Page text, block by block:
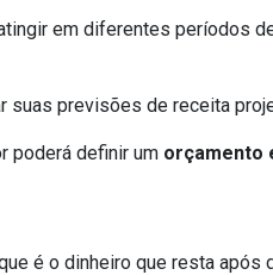
em diferentes períodos
suas previsões de receita
poderá definir um orçamento
é o dinheiro que resta